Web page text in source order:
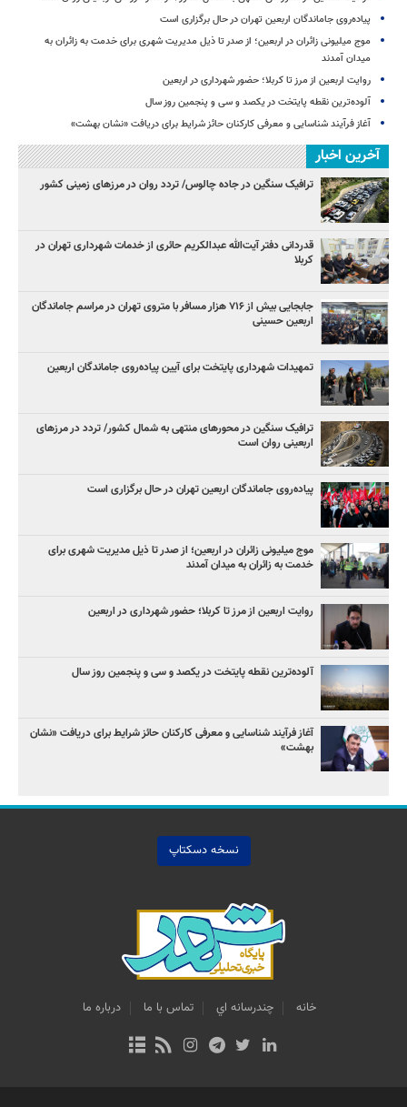
پیاده‌روی جاماندگان اربعین تهران در حال برگزاری است
موج میلیونی زائران در اربعین؛ از صدر تا ذیل مدیریت شهری برای خدمت به زائران به
میدان آمدند
روایت اربعین از مرز تا کربلا؛ حضور شهرداری در اربعین
آلوده‌ترین نقطه پایتخت در یکصد و سی‌ و پنجمین روز سال
آغاز فرآیند شناسایی و معرفی کارکنان حائز شرایط برای دریافت «نشان بهشت»
آخرین اخبار
ترافیک سنگین در جاده چالوس/ تردد روان در مرزهای زمینی کشور
قدردانی دفتر آیت‌الله عبدالکریم حائری از خدمات شهرداری تهران در
کربلا
جابجایی بیش از ۷۱۶ هزار مسافر با متروی تهران در مراسم جاماندگان
اربعین حسینی
تمهیدات شهرداری پایتخت برای آیین پیاده‌روی جاماندگان اربعین
ترافیک سنگین در محورهای منتهی به شمال کشور/ تردد در مرزهای
اربعینی روان است
پیاده‌روی جاماندگان اربعین تهران در حال برگزاری است
موج میلیونی زائران در اربعین؛ از صدر تا ذیل مدیریت شهری برای
خدمت به زائران به میدان آمدند
روایت اربعین از مرز تا کربلا؛ حضور شهرداری در اربعین
آلوده‌ترین نقطه پایتخت در یکصد و سی‌ و پنجمین روز سال
آغاز فرآیند شناسایی و معرفی کارکنان حائز شرایط برای دریافت «نشان
بهشت»
نسخه دسکتاپ
خانه چندرسانه اي تماس با ما درباره ما